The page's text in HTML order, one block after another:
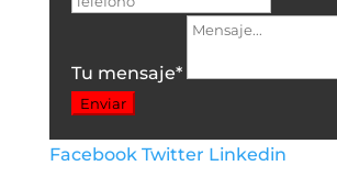
Tu mensaje*
Enviar
Facebook Twitter Linkedin